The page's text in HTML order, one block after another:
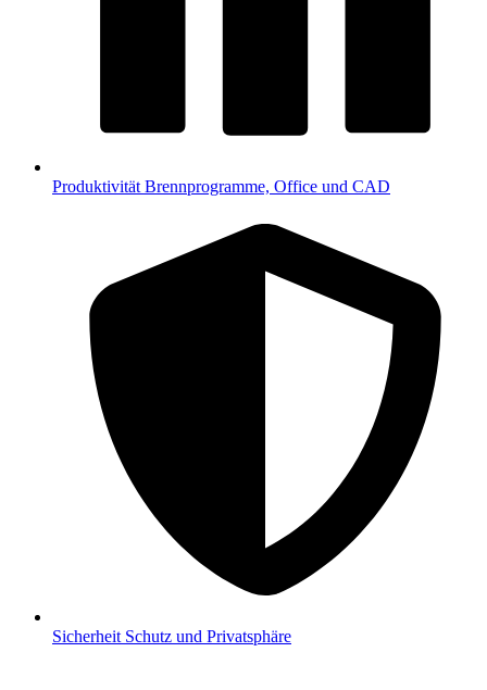
Produktivität Brennprogramme, Office und CAD
Sicherheit Schutz und Privatsphäre